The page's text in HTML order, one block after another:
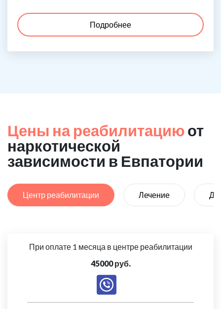
Подробнее
Цены на реабилитациюот
наркотической
зависимости в Евпатории
Центр реабилитации Лечение
При оплате 1 месяца в центре реабилитации
45000 руб.